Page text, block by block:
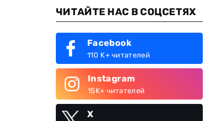
ЧИТАЙТЕ НАС В СОЦСЕТЯХ
Facebook
110 K+ читателей
Instagram
15K+ читателей
X